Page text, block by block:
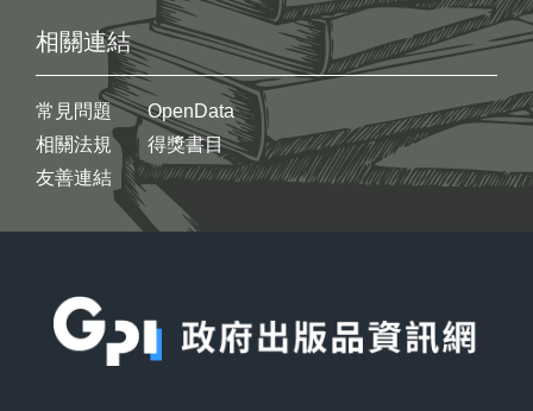
相關連結
常見問題
相關法規
友善連結
OpenData
得獎書目